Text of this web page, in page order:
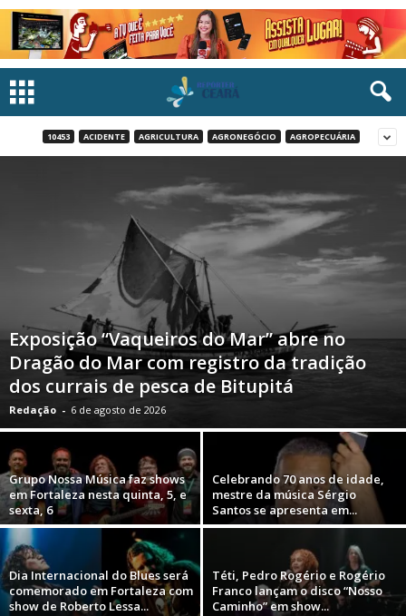
10453 ACIDENTE AGRICULTURA AGRONEGÓCIO AGROPECUÁRIA
Exposição “Vaqueiros do Mar” abre no
Dragão do Mar com registro da tradição
dos currais de pesca de Bitupitá
Redação - 6 de agosto de 2026
Grupo Nossa Música faz shows
em Fortaleza nesta quinta, 5, e
sexta, 6
Celebrando 70 anos de idade,
mestre da música Sérgio
Santos se apresenta em...
Dia Internacional do Blues será
comemorado em Fortaleza com
show de Roberto Lessa...
Téti, Pedro Rogério e Rogério
Franco lançam o disco “Nosso
Caminho” em show...